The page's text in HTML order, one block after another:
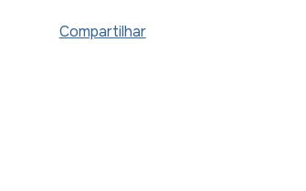
Compartilhar